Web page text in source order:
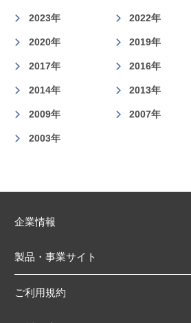
2023年 2022年
2020年 2019年
2017年 2016年
2014年 2013年
2009年 2007年
2003年
企業情報
製品・事業サイト
ご利用規約